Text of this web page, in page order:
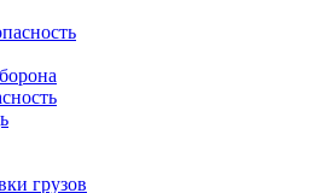
грузов